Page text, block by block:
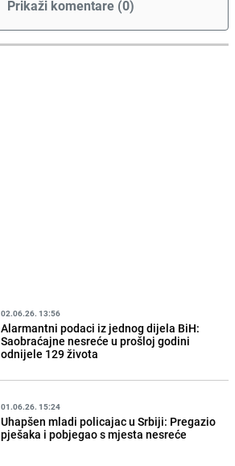
Prikaži komentare (0)
02.06.26. 13:56
Alarmantni podaci iz jednog dijela BiH:
Saobraćajne nesreće u prošloj godini
odnijele 129 života
01.06.26. 15:24
Uhapšen mladi policajac u Srbiji: Pregazio
pješaka i pobjegao s mjesta nesreće